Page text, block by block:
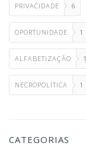
PRIVACIDADE 6
OPORTUNIDADE 1
ALFABETIZAÇÃO 1
NECROPOLÍTICA 1
CATEGORIAS